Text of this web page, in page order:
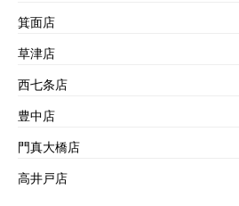
箕面店
草津店
西七条店
豊中店
門真大橋店
高井戸店